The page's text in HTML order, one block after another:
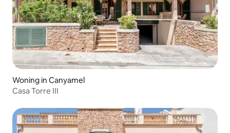
Woning in Canyamel
Casa Torre III